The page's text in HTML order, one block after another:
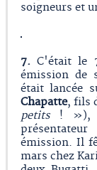
soigneurs et
7.C'était le
émission de
était lancée
Chapatte, fils
petits ! »),
émission. Il
mars chez